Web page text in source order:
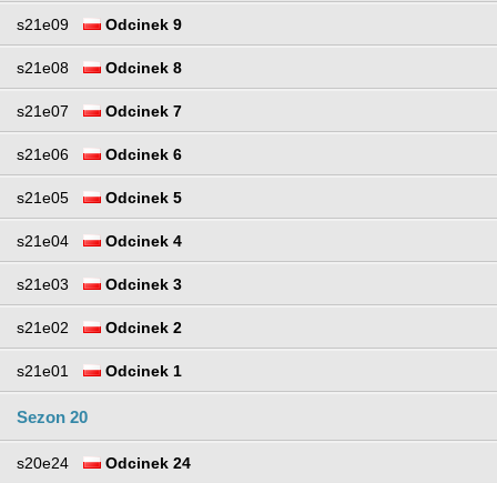
s21e09 Odcinek 9
s21e08 Odcinek 8
s21e07 Odcinek 7
s21e06 Odcinek 6
s21e05 Odcinek 5
s21e04 Odcinek 4
s21e03 Odcinek 3
s21e02 Odcinek 2
s21e01 Odcinek 1
Sezon 20
s20e24 Odcinek 24